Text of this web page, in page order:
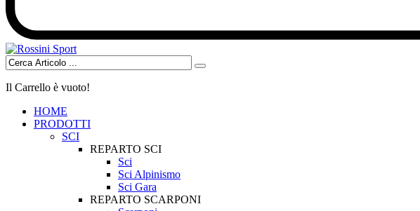
Il Carrello è vuoto!
HOME
PRODOTTI
SCI
REPARTO SCI
Sci
Sci Alpinismo
Sci Gara
REPARTO SCARPONI